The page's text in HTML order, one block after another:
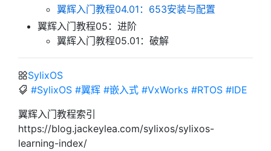
翼辉入门教程04.01：653安装与配置
翼辉入门教程05：进阶
翼辉入门教程05.01：破解
SylixOS
#SylixOS #翼辉 #嵌入式 #VxWorks #RTOS #IDE
翼辉入门教程索引
https://blog.jackeylea.com/sylixos/sylixos-
learning-index/